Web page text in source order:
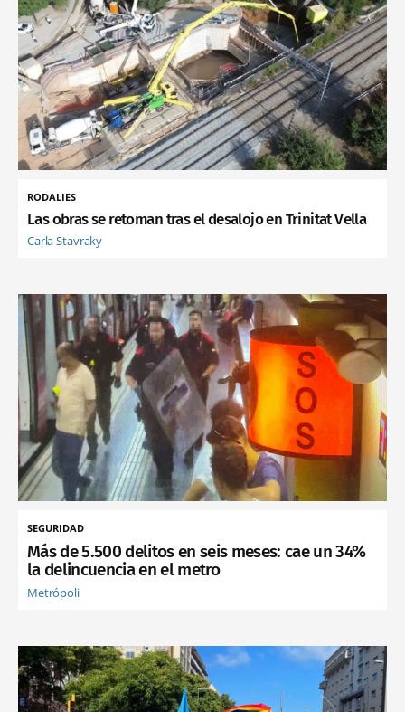
RODALIES
Las obras se retoman tras el desalojo en Trinitat Vella
Carla Stavraky
SEGURIDAD
Más de 5.500 delitos en seis meses: cae un 34%
la delincuencia en el metro
Metrópoli